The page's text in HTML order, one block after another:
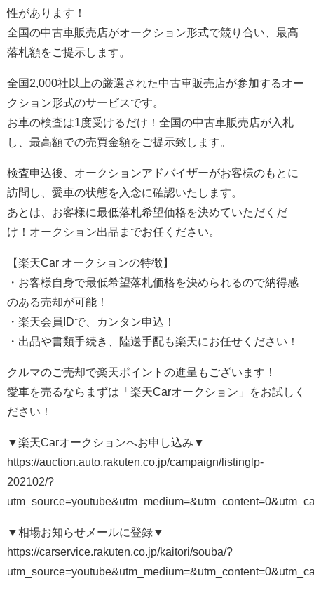
性があります！
全国の中古車販売店がオークション形式で競り合い、最高
落札額をご提示します。
全国2,000社以上の厳選された中古車販売店が参加するオー
クション形式のサービスです。
お車の検査は1度受けるだけ！全国の中古車販売店が入札
し、最高額での売買金額をご提示致します。
検査申込後、オークションアドバイザーがお客様のもとに
訪問し、愛車の状態を入念に確認いたします。
あとは、お客様に最低落札希望価格を決めていただくだ
け！オークション出品までお任ください。
【楽天Car オークションの特徴】
・お客様自身で最低希望落札価格を決められるので納得感
のある売却が可能！
・楽天会員IDで、カンタン申込！
・出品や書類手続き、陸送手配も楽天にお任せください！
クルマのご売却で楽天ポイントの進呈もございます！
愛車を売るならまずは「楽天Carオークション」をお試しく
ださい！
▼楽天Carオークションへお申し込み▼
https://auction.auto.rakuten.co.jp/campaign/listinglp-
202102/?
▼相場お知らせメールに登録▼
https://carservice.rakuten.co.jp/kaitori/souba/?